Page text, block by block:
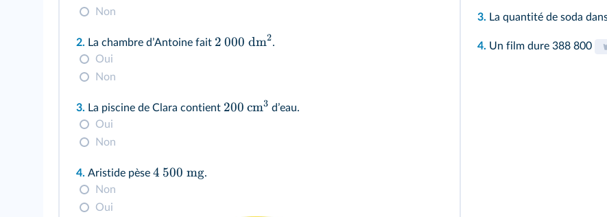
Non
2. La chambre dʼAntoine fait 2 000 dm2.
Oui
Non
3. La piscine de Clara contient 200 cm3 dʼeau.
Oui
Non
4. Aristide pèse 4 500 mg.
Non
Oui
3. La quantité de soda
4. Un film dure 388 800